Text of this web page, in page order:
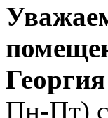
Георгия
Пн-Пт)